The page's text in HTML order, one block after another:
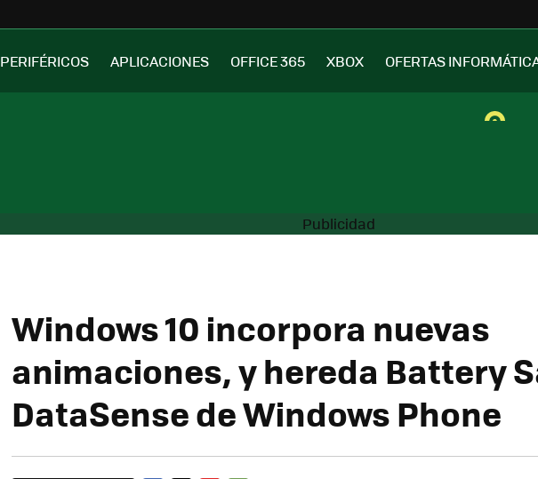
PERIFÉRICOS APLICACIONES OFFICE 365 XBOX OFERTAS
Windows 10 incorpora nuevas
animaciones, y hereda Battery
DataSense de Windows Phone